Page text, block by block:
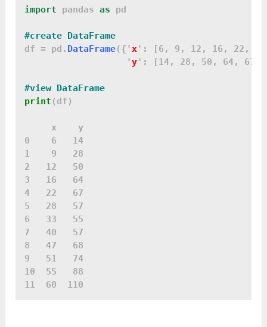
import pandas as pd
df = pd. DataFrame({'x': [6, 9, 12, 16, 22,
                   '
y': [14, 28, 50, 64, 67,
print (df)
     x    y
0    6   14
1    9   28
2   12   50
3   16   64
4   22   67
5   28   57
6   33   55
7   40   57
8   47   68
9   51   74
10  55   88